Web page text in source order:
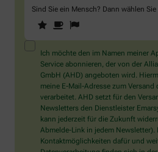
Sind Sie ein Mensch? Dann wählen
Sind
Sie
ein
Mensch?
Dann
wählen
Sie
bitte
die
Flagge.
1 2
Ich möchte den im Namen meiner
Service abonnieren, der von der
GmbH (AHD) angeboten wird.
meine E-Mail-Adresse zum Versand
verarbeitet. AHD setzt für den
Newsletters den Dienstleister
kann jederzeit für die Zukunft
Abmelde-Link in jedem Newsletter).
Kontaktmöglichkeiten dafür und